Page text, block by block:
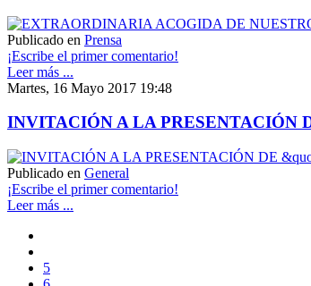
Publicado en Prensa
¡Escribe el primer comentario!
Leer más ...
Martes, 16 Mayo 2017 19:48
INVITACIÓN A LA
Publicado en General
¡Escribe el primer comentario!
Leer más ...
5